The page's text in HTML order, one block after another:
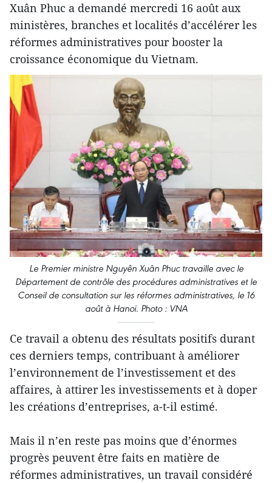
Xuân Phuc a demandé mercredi 16 août aux
ministères, branches et localités d’accélérer les
réformes administratives pour booster la
croissance économique du Vietnam.
Le Premier ministre Nguyên Xuân Phuc travaille avec le
Département de contrôle des procédures administratives et le
Conseil de consultation sur les réformes administratives, le 16
août à Hanoi. Photo : VNA
Ce travail a obtenu des résultats positifs durant
ces derniers temps, contribuant à améliorer
l’environnement de l’investissement et des
affaires, à attirer les investissements et à doper
les créations d’entreprises, a-t-il estimé.
Mais il n’en reste pas moins que d’énormes
progrès peuvent être faits en matière de
réformes administratives, un travail considéré